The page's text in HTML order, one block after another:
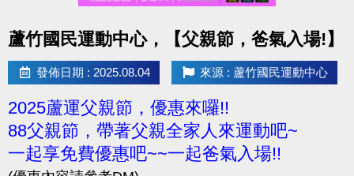
蘆竹國民運動中心，【父親節，爸氣入場!】
發佈日期 : 2025.08.04 來源 : 蘆竹國民運動中心
2025蘆運父親節，優惠來囉!!
88父親節，帶著父親全家人來運動吧~
一起享免費優惠吧~~一起爸氣入場!!